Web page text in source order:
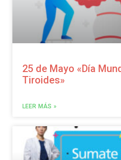
25 de Mayo «Día
Tiroides»
LEER MÁS »